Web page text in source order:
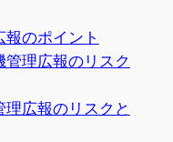
のポイント
管理広報のリスク
広報のリスクと